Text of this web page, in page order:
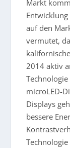
Markt
auf den
vermutet,
2014 aktiv
microLED-
Displays
bessere